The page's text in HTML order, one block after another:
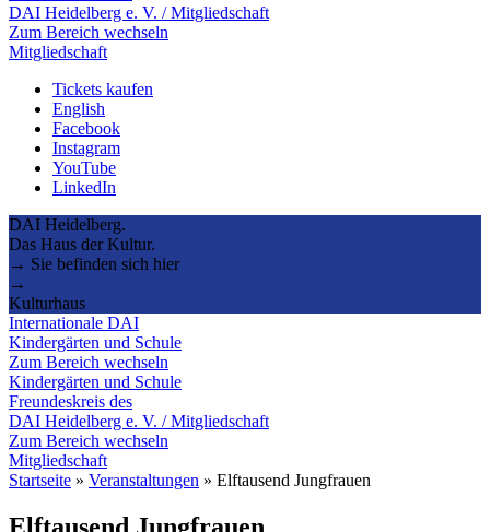
DAI Heidelberg e. V. / Mitgliedschaft
Zum Bereich wechseln
Mitgliedschaft
Tickets kaufen
English
Facebook
Instagram
YouTube
LinkedIn
DAI Heidelberg.
Das Haus der Kultur.
→ Sie befinden sich hier
→
Kulturhaus
Internationale DAI
Kindergärten und Schule
Zum Bereich wechseln
Kindergärten und Schule
Freundeskreis des
DAI Heidelberg e. V. / Mitgliedschaft
Zum Bereich wechseln
Mitgliedschaft
Startseite » Veranstaltungen » Elftausend Jungfrauen
Elftausend Jungfrauen